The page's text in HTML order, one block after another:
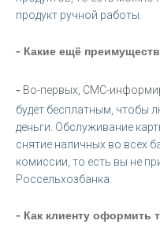
продукт ручной работы.
- Какие ещё
- Во-первых, СМС-
будет бесплатным, чтобы
деньги. Обслуживание
снятие наличных во всех
комиссии, то есть вы не
Россельхозбанка.
- Как клиенту оформить